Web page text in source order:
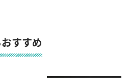
セージが胸に響いた時、きっ
優しく寄り添うことでしょ
すすめ